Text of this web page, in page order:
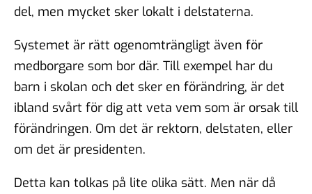
del, men mycket sker lokalt i delstaterna.
Systemet är rätt ogenomträngligt även för
medborgare som bor där. Till exempel har du
barn i skolan och det sker en förändring, är det
ibland svårt för dig att veta vem som är orsak till
förändringen. Om det är rektorn, delstaten, eller
om det är presidenten.
Detta kan tolkas på lite olika sätt. Men när då